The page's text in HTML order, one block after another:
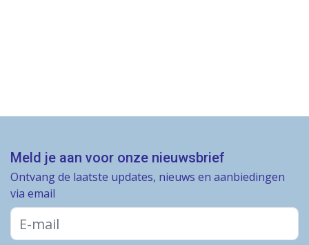
Meld je aan voor onze nieuwsbrief
Ontvang de laatste updates, nieuws en aanbiedingen
via email